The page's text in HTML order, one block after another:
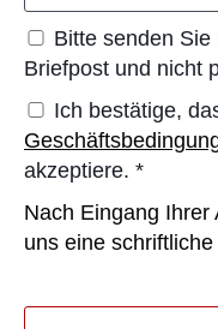
Bitte senden
Briefpost und nicht
Ich bestätige,
akzeptiere. *
Nach Eingang Ihrer
uns eine